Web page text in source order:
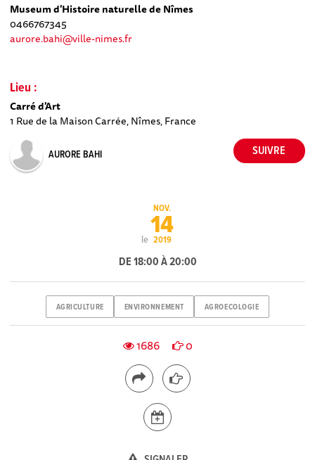
Museum d'Histoire naturelle de Nîmes
0466767345
aurore.bahi@ville-nimes.fr
Lieu :
Carré d'Art
1 Rue de la Maison Carrée, Nîmes, France
AURORE BAHI
le
NOV.
14
2019
DE 18:00 À 20:00
AGRICULTURE ENVIRONNEMENT AGROECOLOGIE
1686 0